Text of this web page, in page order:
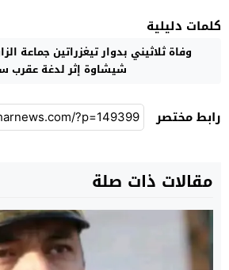
كلمات دليلية
وفاة ثلاثيني بدوار تيغزراتين جماعة
شيشاوة إثر لدغة عقرب
رابط مختصر
مقالات ذات صلة